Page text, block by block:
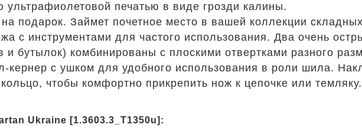
ультрафиолетовой печатью в виде грозди калины.
подарок. Займет почетное место в вашей коллекции
с инструментами для частого использования. Два очень
бутылок) комбинированы с плоскими отвертками разного
кернер с ушком для удобного использования в роли шила.
чтобы комфортно прикрепить нож к цепочке или темляку.
Ukraine [1.3603.3_T1350u]: